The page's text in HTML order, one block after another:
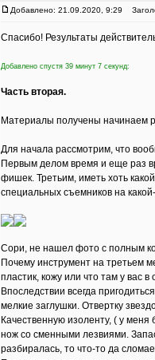
Добавлено: 21.09.2020, 9:29
Спасибо! Результаты
Добавлено спустя 39 минут 7 секунд:
Часть вторая.
Материалы получены начинаем
Для начала рассмотрим, что
Первым делом время и еще раз
фишек. Третьим, иметь хоть
специальных съемников на
Сори, не нашел фото с полным
Почему инструмент на третьем
пластик, кожу или что там у вас
Впоследствии всегда
мелкие заглушки. Отвертку
Качественную изоленту, ( у
нож со сменными лезвиями.
разбиралась, то что-то да